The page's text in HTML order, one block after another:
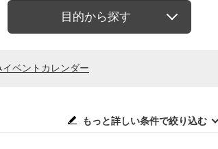
目的から探す
イベントカレンダー
もっと詳しい条件で絞り込む